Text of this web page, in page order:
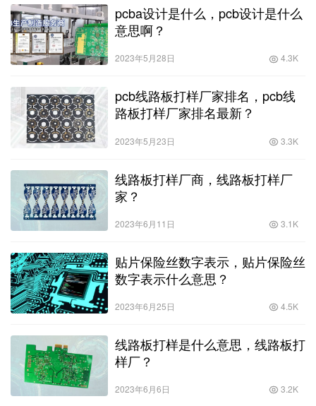
pcba设计是什么，pcb设计是什么
意思啊？
2023年5月28日 4.3K
pcb线路板打样厂家排名，pcb线
路板打样厂家排名最新？
2023年5月23日 3.3K
线路板打样厂商，线路板打样厂
家？
2023年6月11日 3.1K
贴片保险丝数字表示，贴片保险丝
数字表示什么意思？
2023年6月25日 4.5K
线路板打样是什么意思，线路板打
样厂？
2023年6月6日 3.2K